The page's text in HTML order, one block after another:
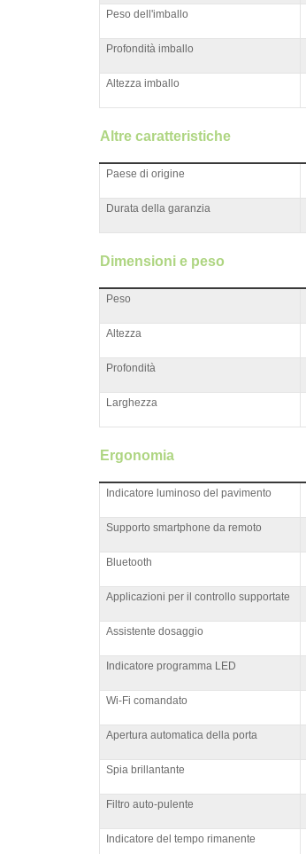
Peso dell'imballo
Profondità imballo
Altezza imballo
Altre caratteristiche
Paese di origine
Durata della garanzia
Dimensioni e peso
Peso
Altezza
Profondità
Larghezza
Ergonomia
Indicatore luminoso del pavimento
Supporto smartphone da remoto
Bluetooth
Applicazioni per il controllo supportate
Assistente dosaggio
Indicatore programma LED
Wi-Fi comandato
Apertura automatica della porta
Spia brillantante
Filtro auto-pulente
Indicatore del tempo rimanente